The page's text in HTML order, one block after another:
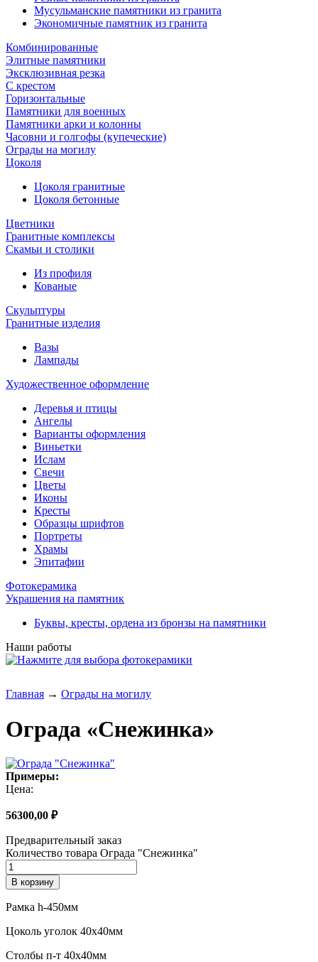
Мусульманские памятники из гранита
Экономичные памятник из гранита
Комбинированные
Элитные памятники
Эксклюзивная резка
С крестом
Горизонтальные
Памятники для военных
Памятники арки и колонны
Часовни и голгофы (купеческие)
Ограды на могилу
Цоколя
Цоколя гранитные
Цоколя бетонные
Цветники
Гранитные комплексы
Cкамьи и столики
Из профиля
Кованые
Скульптуры
Гранитные изделия
Вазы
Лампады
Художественное оформление
Деревья и птицы
Ангелы
Варианты оформления
Виньетки
Ислам
Свечи
Цветы
Иконы
Кресты
Образцы шрифтов
Портреты
Храмы
Эпитафии
Фотокерамика
Украшения на памятник
Буквы, кресты, ордена из бронзы на памятники
Наши работы
Главная → Ограды на могилу
Ограда «Снежинка»
Примеры:
Цена:
56300,00 ₽
Предварительный заказ
Количество товара Ограда "Снежинка"
В корзину
Рамка h-450мм
Цоколь уголок 40х40мм
Столбы п-т 40х40мм